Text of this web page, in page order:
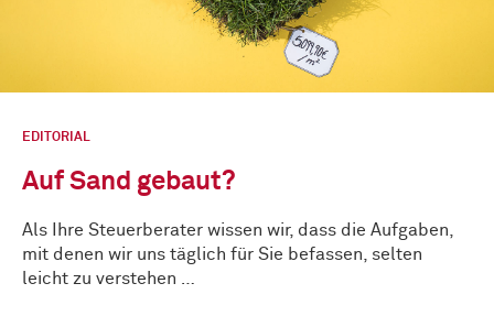
EDITORIAL
Auf Sand gebaut?
Als Ihre Steuerberater wissen wir, dass die Aufgaben,
mit denen wir uns täglich für Sie befassen, selten
leicht zu verstehen …